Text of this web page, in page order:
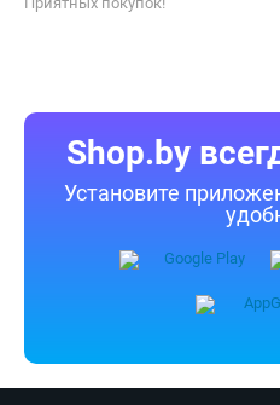
Shop.by
Установите